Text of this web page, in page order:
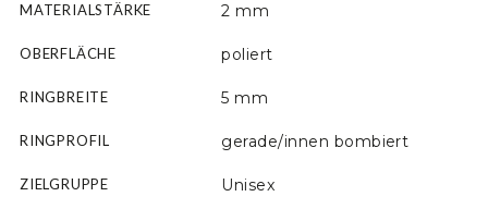
MATERIALSTÄRKE 2 mm
OBERFLÄCHE poliert
RINGBREITE 5 mm
RINGPROFIL gerade/innen bombiert
ZIELGRUPPE Unisex